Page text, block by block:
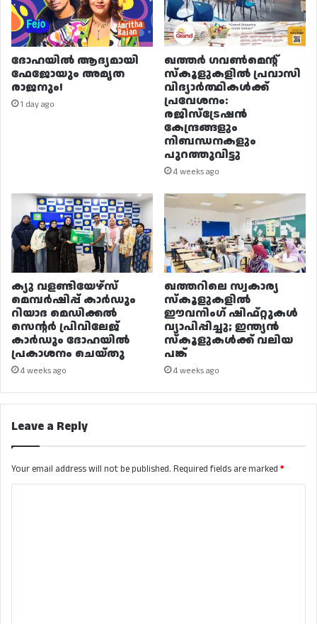
ദോഹയിൽ ആദ്യമായി
ഫേജോയും അമൃത
രാജനും!
1 day ago
ഖത്തർ ഗവൺമെന്റ്
സ്കൂളുകളിൽ പ്രവാസി
വിദ്യാർത്ഥികൾക്ക്
പ്രവേശനം:
രജിസ്ട്രേഷൻ
കേന്ദ്രങ്ങളും
നിബന്ധനകളും
പുറത്തുവിട്ടു
4 weeks ago
ക്യു വളണ്ടിയേഴ്‌സ്
മെമ്പർഷിപ്പ് കാർഡും
റിയാദ മെഡിക്കൽ
സെന്റർ പ്രിവിലേജ്
കാർഡും ദോഹയിൽ
പ്രകാശനം ചെയ്തു
4 weeks ago
ഖത്തറിലെ സ്വകാര്യ
സ്കൂളുകളിൽ
ഈവനിംഗ് ഷിഫ്റ്റുകൾ
വ്യാപിപ്പിച്ചു; ഇന്ത്യൻ
സ്കൂളുകൾക്ക് വലിയ
പങ്ക്
4 weeks ago
Leave a Reply
Your email address will not be published. Required fields are marked *